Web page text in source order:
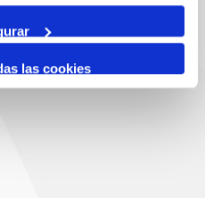
las cookies
s/n, 43004 Tarragona